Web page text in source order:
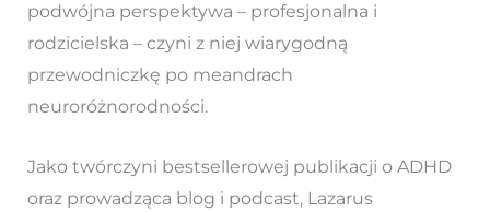
podwójna perspektywa – profesjonalna i
rodzicielska – czyni z niej wiarygodną
przewodniczkę po meandrach
neuroróżnorodności.
Jako twórczyni bestsellerowej publikacji o ADHD
oraz prowadząca blog i podcast, Lazarus